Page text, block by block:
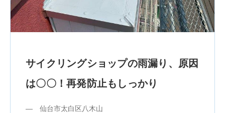
サイクリングショップの雨漏り、原因
は〇〇！再発防止もしっかり
― 仙台市太白区八木山